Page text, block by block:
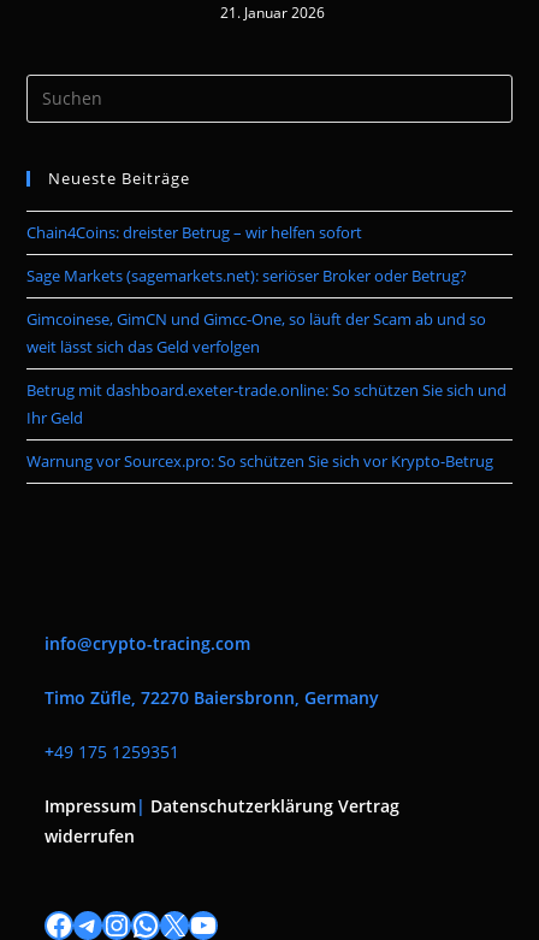
21. Januar 2026
the
Neueste Beiträge
Chain4Coins: dreister Betrug – wir helfen sofort
Sage Markets (sagemarkets.net): seriöser Broker oder Betrug?
Gimcoinese, GimCN und Gimcc-One, so läuft der Scam ab und so
weit lässt sich das Geld verfolgen
Betrug mit dashboard.exeter-trade.online: So schützen Sie sich und
Ihr Geld
Warnung vor Sourcex.pro: So schützen Sie sich vor Krypto-Betrug
info@crypto-tracing.com
Timo Züfle, 72270 Baiersbronn, Germany
+49 175 1259351
Impressum| Datenschutzerklärung Vertrag
widerrufen
Facebook
Telegram
Instagram
WhatsApp
X YouTube